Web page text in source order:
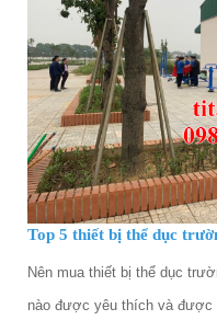
Top 5 thiết bị thể dục
Nên mua thiết bị thể dục
nào được yêu thích và được